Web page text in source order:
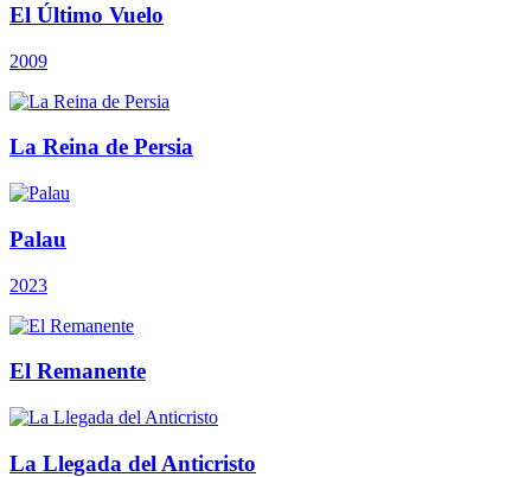
El Último Vuelo
2009
La Reina de Persia
Palau
2023
El Remanente
La Llegada del Anticristo